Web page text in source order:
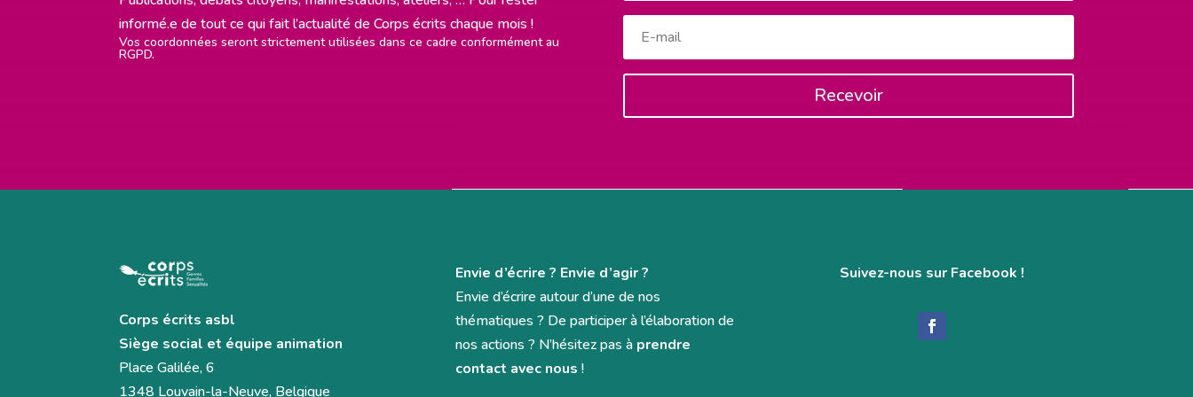
informé.e de tout ce qui fait l’actualité de Corps écrits chaque mois !
Vos coordonnées seront strictement utilisées dans ce cadre conformément au
RGPD.
Recevoir
Corps écrits asbl
Siège social et équipe animation
Place Galilée, 6
1348 Louvain-la-Neuve, Belgique
Envie d’écrire ? Envie d’agir ?
Envie d’écrire autour d’une de nos
thématiques ? De participer à l’élaboration de
nos actions ? N’hésitez pas à prendre
contact avec nous !
Suivez-nous sur Facebook !